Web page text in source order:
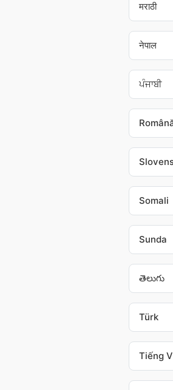
मराठी
नेपाल
ਪੰਜਾਬੀ
Somali
Sunda
తెలుగు
Türk
Tiếng